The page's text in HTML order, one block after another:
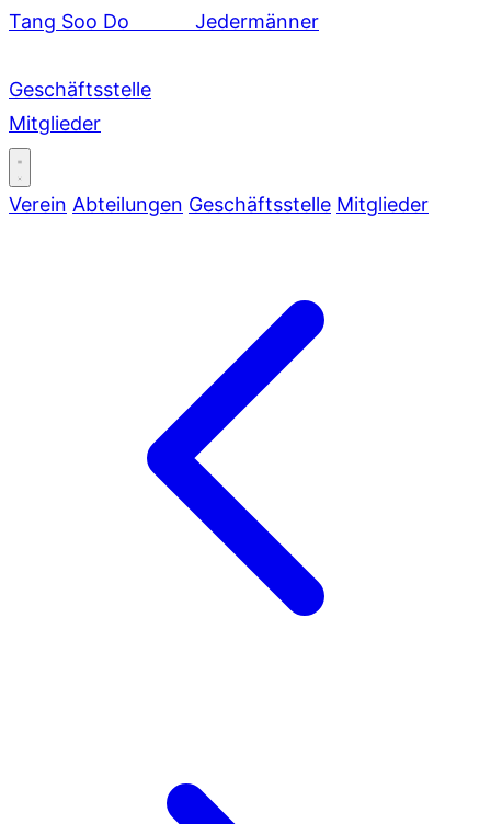
Tang Soo Do
Jedermänner
Geschäftsstelle
Mitglieder
Verein Abteilungen Geschäftsstelle Mitglieder